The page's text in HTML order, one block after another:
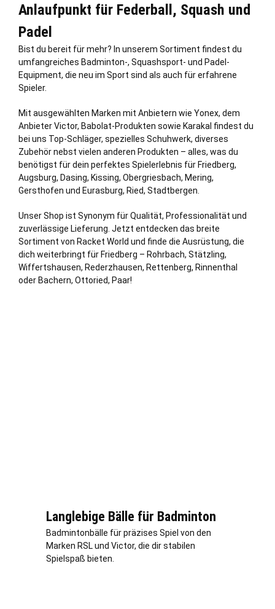
Anlaufpunkt für Federball, Squash und
Padel
Bist du bereit für mehr? In unserem Sortiment findest du
umfangreiches Badminton-, Squashsport- und Padel-
Equipment, die neu im Sport sind als auch für erfahrene
Spieler.
Mit ausgewählten Marken mit Anbietern wie Yonex, dem
Anbieter Victor, Babolat-Produkten sowie Karakal findest du
bei uns Top-Schläger, spezielles Schuhwerk, diverses
Zubehör nebst vielen anderen Produkten – alles, was du
benötigst für dein perfektes Spielerlebnis für Friedberg,
Augsburg, Dasing, Kissing, Obergriesbach, Mering,
Gersthofen und Eurasburg, Ried, Stadtbergen
Unser Shop ist Synonym für Qualität, Professionalität und
zuverlässige Lieferung. Jetzt entdecken das breite
Sortiment von Racket World und finde die Ausrüstung, die
dich weiterbringt für Friedberg – Rohrbach, Stätzling,
Wiffertshausen, Rederzhausen, Rettenberg, Rinnenthal
oder Bachern, Ottoried, Paar!
Langlebige Bälle für Badminton
Badmintonbälle für präzises Spiel von den
Marken RSL und Victor, die dir stabilen
Spielspaß bieten.